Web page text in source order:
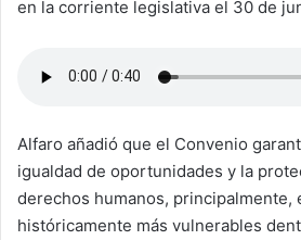
en la corriente legislativa el 30 de
Alfaro añadió que el Convenio
igualdad de oportunidades y la
derechos humanos, principalmente,
históricamente más vulnerables